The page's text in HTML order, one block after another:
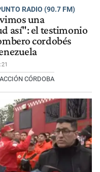
RADIO (90.7 FM)
una
así": el testimonio
cordobés
CÓRDOBA